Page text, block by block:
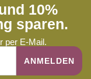
10%
sparen.
per E-Mail.